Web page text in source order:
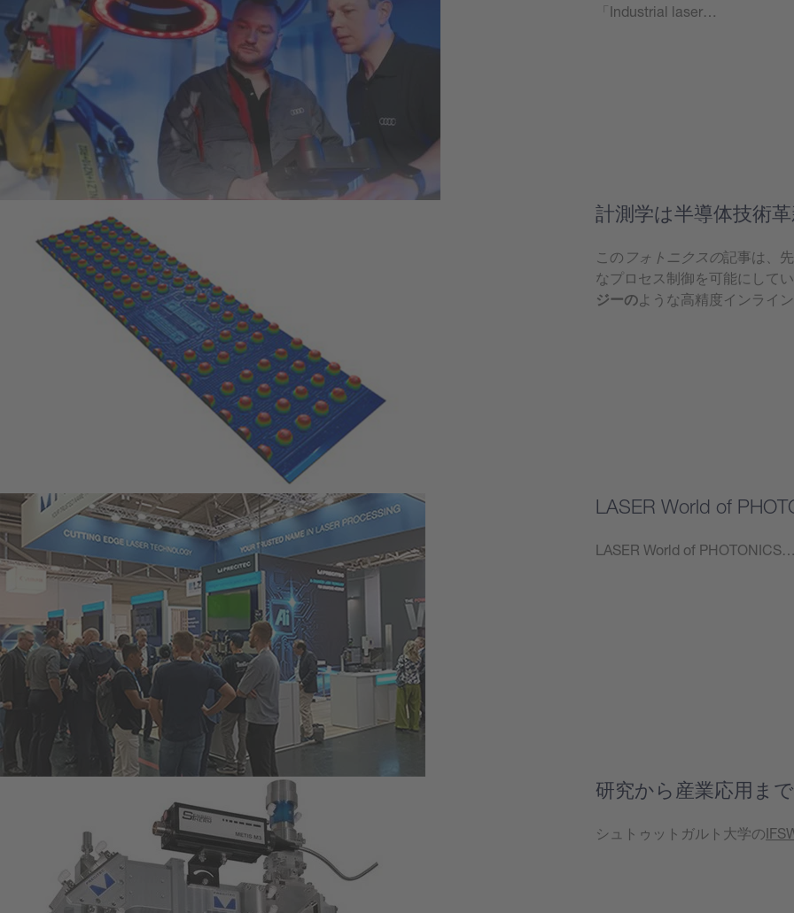
「Industrial laser…
計測学は半導体技術
この フォトニクスの記事は、
なプロセス制御を可能にして
ジーのような高精度インライ
LASER World of
LASER World of PHOTONICS…
研究から産業応用まで
シュトゥットガルト大学の